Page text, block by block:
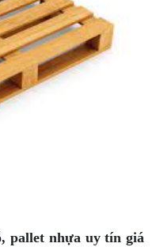
pallet nhựa uy tín giá